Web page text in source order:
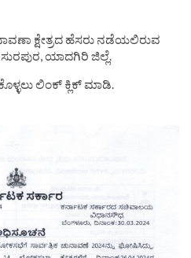
ಕ್ಷೇತ್ರದ ಹೆಸರು ನಡೆಯಲಿರುವ
ಯಾದಗಿರಿ ಜಿಲ್ಲೆ.
ಲಿಂಕ್ ಕ್ಲಿಕ್ ಮಾಡಿ.